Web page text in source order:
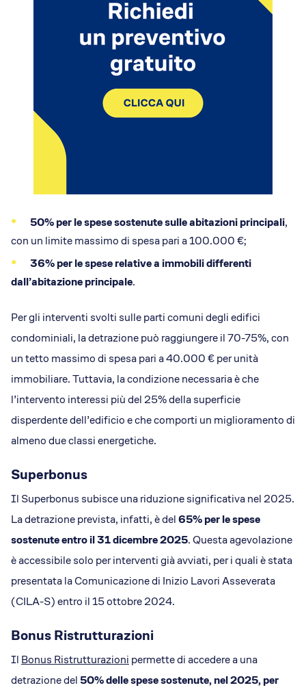
50% per le spese sostenute sulle abitazioni principali,
con un limite massimo di spesa pari a 100.000 €;
36% per le spese relative a immobili differenti
dall’abitazione principale.
Per gli interventi svolti sulle parti comuni degli edifici
condominiali, la detrazione può raggiungere il 70-75%, con
un tetto massimo di spesa pari a 40.000 € per unità
immobiliare. Tuttavia, la condizione necessaria è che
l’intervento interessi più del 25% della superficie
disperdente dell’edificio e che comporti un miglioramento di
almeno due classi energetiche.
Superbonus
Il Superbonus subisce una riduzione significativa nel 2025.
La detrazione prevista, infatti, è del65% per le spese
sostenute entro il 31 dicembre 2025. Questa agevolazione
è accessibile solo per interventi già avviati, per i quali è stata
presentata la Comunicazione di Inizio Lavori Asseverata
(CILA-S) entro il 15 ottobre 2024.
Bonus Ristrutturazioni
Il Bonus Ristrutturazioni permette di accedere a una
detrazione del50% delle spese sostenute, nel 2025, per